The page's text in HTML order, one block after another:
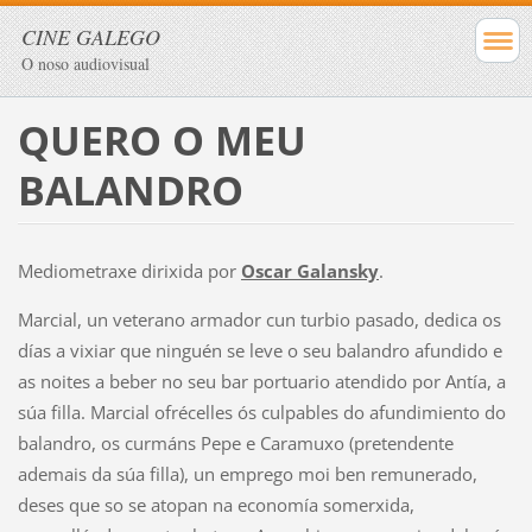
CINE GALEGO
O noso audiovisual
QUERO O MEU
BALANDRO
Mediometraxe dirixida por Oscar Galansky.
Marcial, un veterano armador cun turbio pasado, dedica os
días a vixiar que ninguén se leve o seu balandro afundido e
as noites a beber no seu bar portuario atendido por Antía, a
súa filla. Marcial ofrécelles ós culpables do afundimiento do
balandro, os curmáns Pepe e Caramuxo (pretendente
ademais da súa filla), un emprego moi ben remunerado,
deses que so se atopan na economía somerxida,